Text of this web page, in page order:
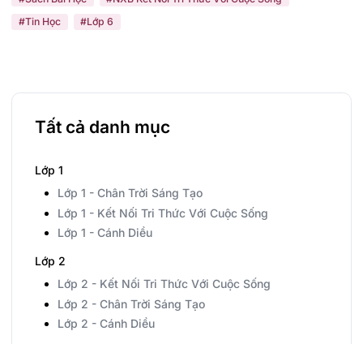
#Tin Học
#Lớp 6
Tất cả danh mục
Lớp 1
Lớp 1 - Chân Trời Sáng Tạo
Lớp 1 - Kết Nối Tri Thức Với Cuộc Sống
Lớp 1 - Cánh Diều
Lớp 2
Lớp 2 - Kết Nối Tri Thức Với Cuộc Sống
Lớp 2 - Chân Trời Sáng Tạo
Lớp 2 - Cánh Diều